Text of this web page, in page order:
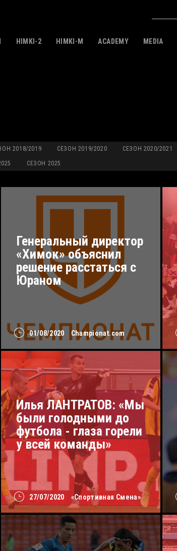
HIMKI-2 HIMKI-M ACADEMY MEDIA
2018/2019 СЕЗОН 2019/2020 СЕЗОН 2020/2021
СЕЗОН 2025
01/08/2020 Championat.com
Генеральный директор
«Химок» объяснил
решение расстаться с
Юраном
27/07/2020 «Спортивная Смена»
Илья ЛАНТРАТОВ: «Мы
были голодными до
футбола - глаза горели
у всей команды»